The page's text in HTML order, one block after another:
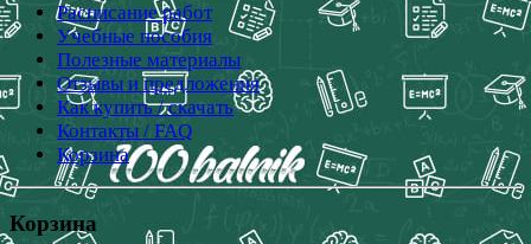
Расписание работ
Учебные пособия
Полезные материалы
Отзывы и предложения
Как купить / скачать
Контакты / FAQ
Корзина
Корзина